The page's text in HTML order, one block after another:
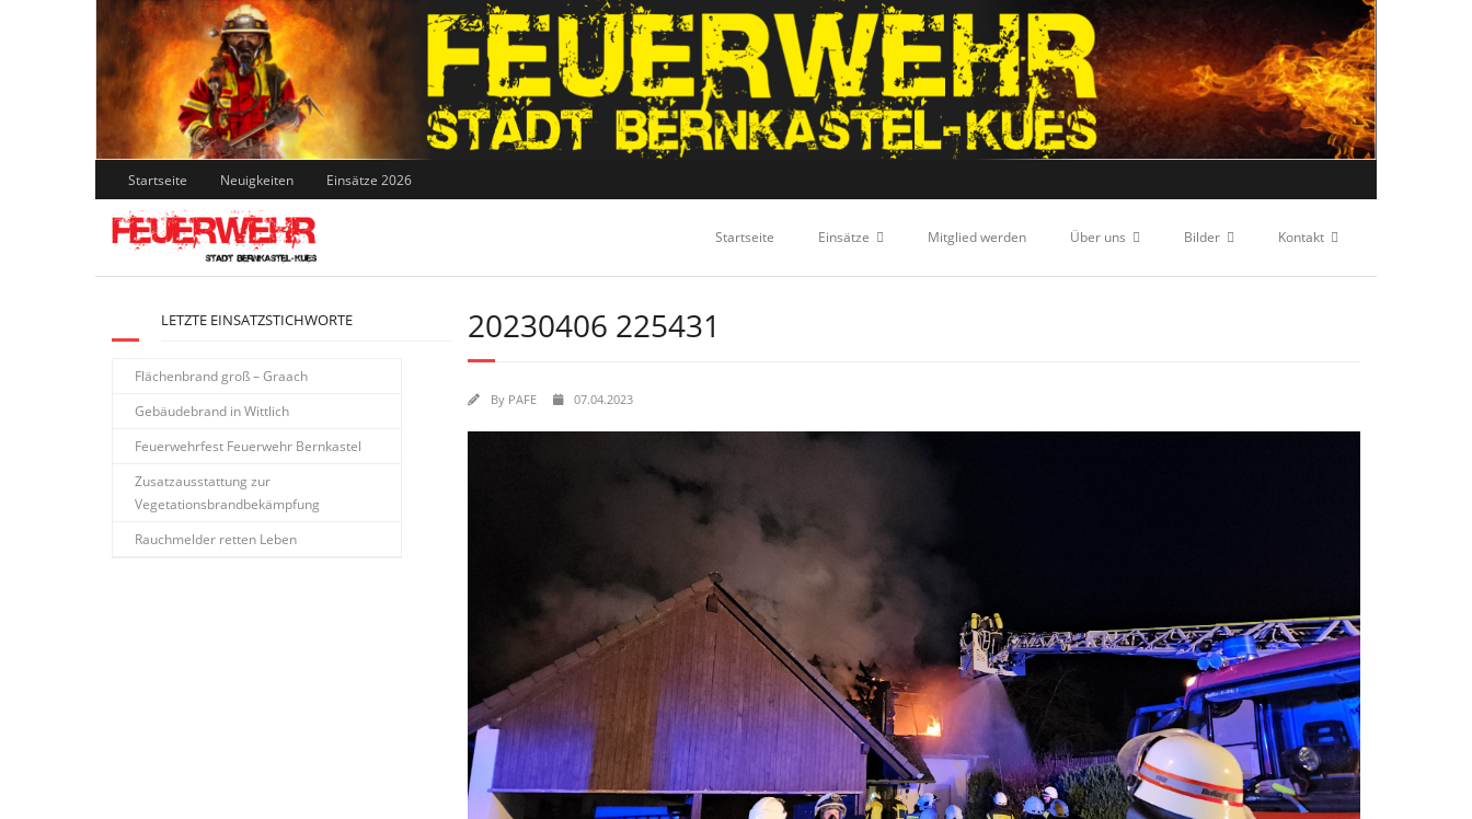
Skip
to
content
Startseite Neuigkeiten Einsätze 2026
Startseite Einsätze Mitglied werden Über uns Bilder Kontakt
20230406 225431
By PAFE 07.04.2023
LETZTE EINSATZSTICHWORTE
Flächenbrand groß – Graach
Gebäudebrand in Wittlich
Feuerwehrfest Feuerwehr Bernkastel
Zusatzausstattung zur
Vegetationsbrandbekämpfung
Rauchmelder retten Leben